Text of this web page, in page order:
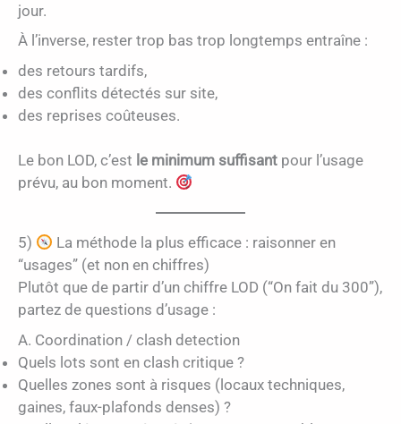
jour.
À l’inverse, rester trop bas trop longtemps entraîne :
des retours tardifs,
des conflits détectés sur site,
des reprises coûteuses.
Le bon LOD, c’est le minimum suffisant pour l’usage
prévu, au bon moment.
5)
La méthode la plus efficace : raisonner en
“usages” (et non en chiffres)
Plutôt que de partir d’un chiffre LOD (“On fait du 300”),
partez de questions d’usage :
A. Coordination / clash detection
Quels lots sont en clash critique ?
Quelles zones sont à risques (locaux techniques,
gaines, faux-plafonds denses) ?